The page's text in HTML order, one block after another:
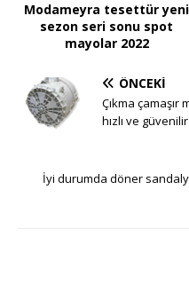
Modameyra tesettür yeni
sezon seri sonu spot
mayolar 2022
ÖNCEKI
Çıkma çamaşır
hızlı ve güvenilir
İyi durumda döner